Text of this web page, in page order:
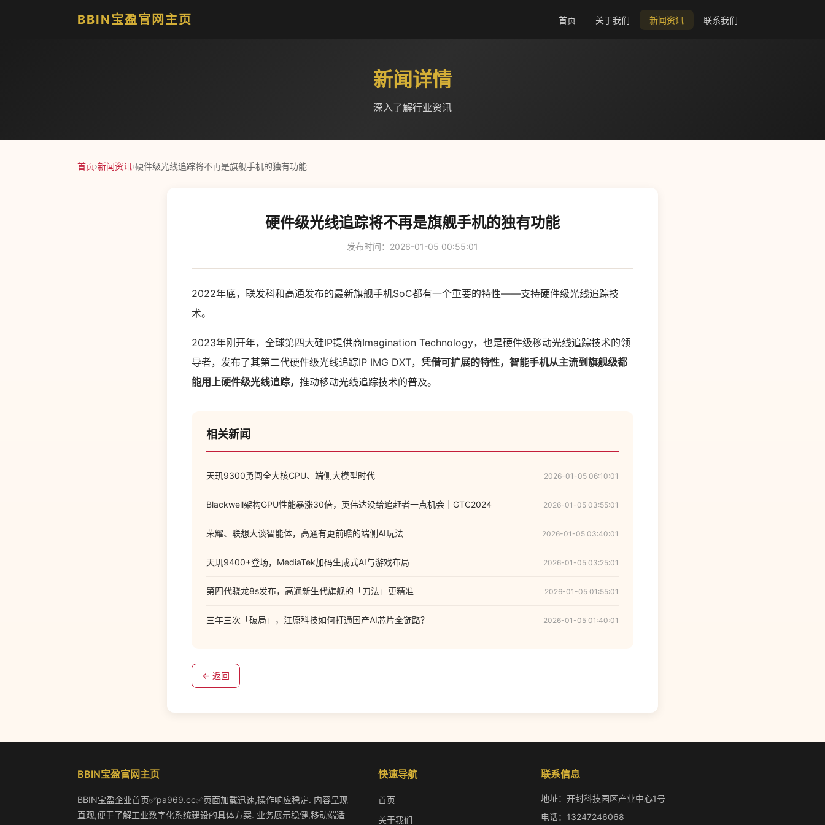
BBIN宝盈官网主页 首页 关于我们 新闻资讯 联系我们
新闻详情
深入了解行业资讯
首页›新闻资讯›硬件级光线追踪将不再是旗舰手机的独有功能
硬件级光线追踪将不再是旗舰手机的独有功能
发布时间：2026-01-05 00:55:01
2022年底，联发科和高通发布的最新旗舰手机SoC都有一个重要的特性——支持硬件级光线追踪技
术。
2023年刚开年，全球第四大硅IP提供商Imagination Technology，也是硬件级移动光线追踪技术的领
导者，发布了其第二代硬件级光线追踪IP IMG DXT， 凭借可扩展的特性，智能手机从主流到旗舰级都
能用上硬件级光线追踪， 推动移动光线追踪技术的普及。
相关新闻
天玑9300勇闯全大核CPU、端侧大模型时代 2026-01-05 06:10:01
Blackwell架构GPU性能暴涨30倍，英伟达没给追赶者一点机会｜GTC2024 2026-01-05 03:55:01
荣耀、联想大谈智能体，高通有更前瞻的端侧AI玩法 2026-01-05 03:40:01
天玑9400+登场，MediaTek加码生成式AI与游戏布局 2026-01-05 03:25:01
第四代骁龙8s发布，高通新生代旗舰的「刀法」更精准 2026-01-05 01:55:01
三年三次「破局」，江原科技如何打通国产AI芯片全链路？ 2026-01-05 01:40:01
← 返回
BBIN宝盈官网主页
BBIN宝盈企业首页✅pa969.cc✅页面加载迅速,操作响应稳定. 内容呈现
直观,便于了解工业数字化系统建设的具体方案. 业务展示稳健,移动端适
快速导航
首页
关于我们
联系信息
地址：开封科技园区产业中心1号
电话：13247246068